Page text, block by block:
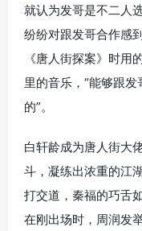
就认为发哥是不二人
纷纷对跟发哥合作感
《唐人街探案》时用
里的音乐，“能够跟
的”。
白轩龄成为唐人街大
斗，凝练出浓重的江
打交道，秦福的巧舌
在刚出场时，周润发